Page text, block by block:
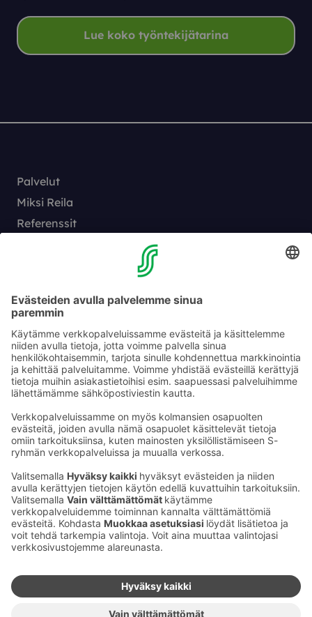
Lue koko työntekijätarina
Palvelut
Miksi Reila
Referenssit
Vaihde:010 76 81005
Hälytys 24/7:
myynti@reila.fi
Fleminginkatu 34, 00510 Helsinki
Myynnin yhteystiedot
Pyydä tarjous
Lähetä hakemus
Tietosuoja
Evästeet
Facebook
Instagram
YouTube
LinkedIn